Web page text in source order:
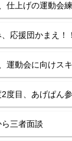
仕上げの運動会
応援団かまえ！！
運動会に向けス
度目、あげぱん
三者面談